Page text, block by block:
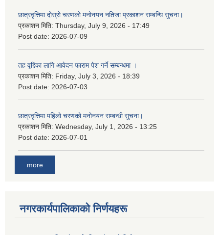
छात्रवृत्तिमा दोस्रो चरणको मनोनयन नतिजा प्रकाशन सम्बन्धि सुचना।
प्रकाशन मिति: Thursday, July 9, 2026 - 17:49
Post date: 2026-07-09
तह वृद्दिका लागि आवेदन फाराम पेश गर्ने सम्बन्धमा ।
प्रकाशन मिति: Friday, July 3, 2026 - 18:39
Post date: 2026-07-03
छात्रवृत्तिमा पहिलो चरणको मनोनयन सम्बन्धी सुचना।
प्रकाशन मिति: Wednesday, July 1, 2026 - 13:25
Post date: 2026-07-01
more
नगरकार्यपालिकाकाे निर्णयहरू